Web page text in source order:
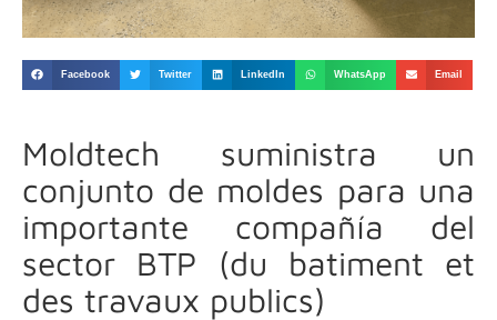
Facebook Twitter LinkedIn WhatsApp Email
Moldtech suministra un
conjunto de moldes para una
importante compañía del
sector BTP (du batiment et
des travaux publics)